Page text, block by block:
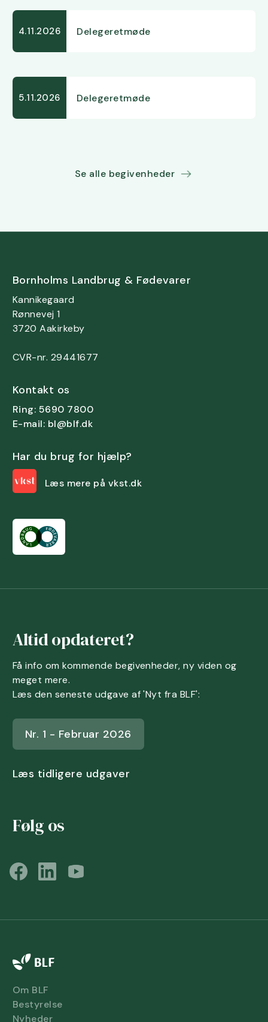
4.11.2026 Delegeretmøde
5.11.2026 Delegeretmøde
Se alle begivenheder
Bornholms Landbrug & Fødevarer
Kannikegaard
Rønnevej 1
3720 Aakirkeby
CVR-nr. 29441677
Kontakt os
Ring: 5690 7800
E-mail: bl@blf.dk
Har du brug for hjælp?
Læs mere på vkst.dk
Altid opdateret?
Få info om kommende begivenheder, ny viden og
meget mere.
Læs den seneste udgave af 'Nyt fra BLF':
Nr. 1 - Februar 2026
Læs tidligere udgaver
Følg os
Om BLF
Bestyrelse
Nyheder